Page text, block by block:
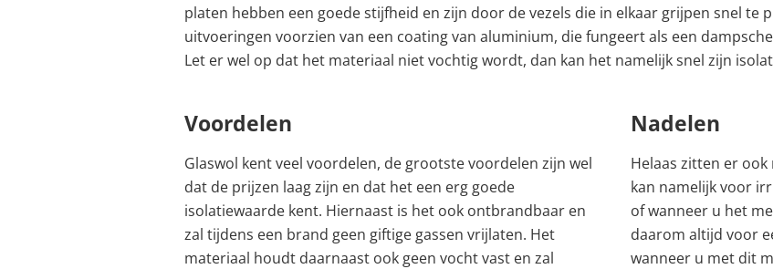
platen hebben een goede stijfheid en zijn door de vezels die in elkaar grijpen snel te
uitvoeringen voorzien van een coating van aluminium, die fungeert als een
Let er wel op dat het materiaal niet vochtig wordt, dan kan het namelijk snel zijn
Voordelen
Glaswol kent veel voordelen, de grootste voordelen zijn wel
dat de prijzen laag zijn en dat het een erg goede
isolatiewaarde kent. Hiernaast is het ook ontbrandbaar en
zal tijdens een brand geen giftige gassen vrijlaten. Het
materiaal houdt daarnaast ook geen vocht vast en zal
Nadelen
Helaas zitten er
kan namelijk voor
of wanneer u het
daarom altijd voor
wanneer u met dit